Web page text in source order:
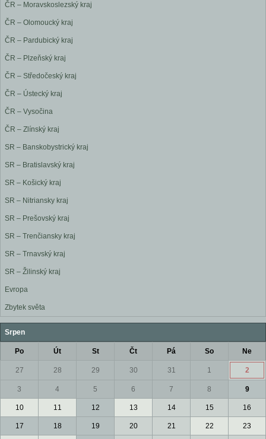
ČR – Moravskoslezský kraj
ČR – Olomoucký kraj
ČR – Pardubický kraj
ČR – Plzeňský kraj
ČR – Středočeský kraj
ČR – Ústecký kraj
ČR – Vysočina
ČR – Zlínský kraj
SR – Banskobystrický kraj
SR – Bratislavský kraj
SR – Košický kraj
SR – Nitriansky kraj
SR – Prešovský kraj
SR – Trenčiansky kraj
SR – Trnavský kraj
SR – Žilinský kraj
Evropa
Zbytek světa
Srpen
Po Út St Čt Pá So Ne
27 28 29 30 31 1 2
3 4 5 6 7 8 9
10 11 12 13 14 15 16
17 18 19 20 21 22 23